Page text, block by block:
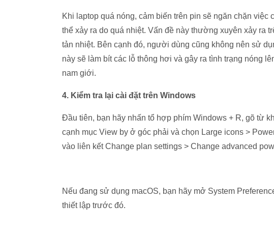
Khi laptop quá nóng, cảm biến trên pin sẽ ngăn chặn việc
thể xảy ra do quá nhiệt. Vấn đề này thường xuyên xảy ra
tản nhiệt. Bên cạnh đó, người dùng cũng không nên sử
này sẽ làm bít các lỗ thông hơi và gây ra tình trạng nóng
nam giới.
4. Kiểm tra lại cài đặt trên Windows
Đầu tiên, bạn hãy nhấn tổ hợp phím Windows + R, gõ từ
cạnh mục View by ở góc phải và chọn Large icons >
vào liên kết Change plan settings > Change advanced
Nếu đang sử dụng macOS, bạn hãy mở System
thiết lập trước đó.